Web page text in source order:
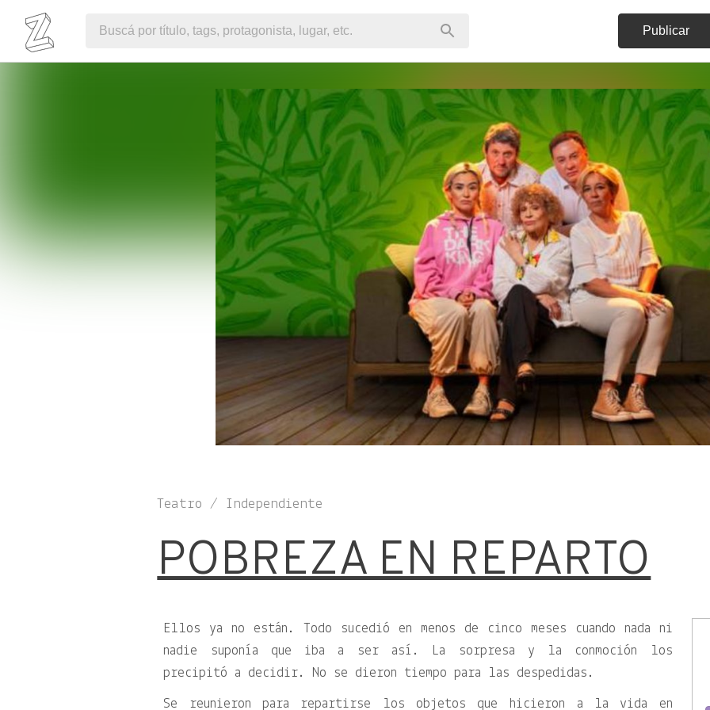
Publicar
Teatro / Independiente
POBREZA EN REPARTO
Ellos ya no están. Todo sucedió en menos de cinco meses cuando nada ni
nadie suponía que iba a ser así. La sorpresa y la conmoción los
precipitó a decidir. No se dieron tiempo para las despedidas.
Se reunieron para repartirse los objetos que hicieron a la vida en